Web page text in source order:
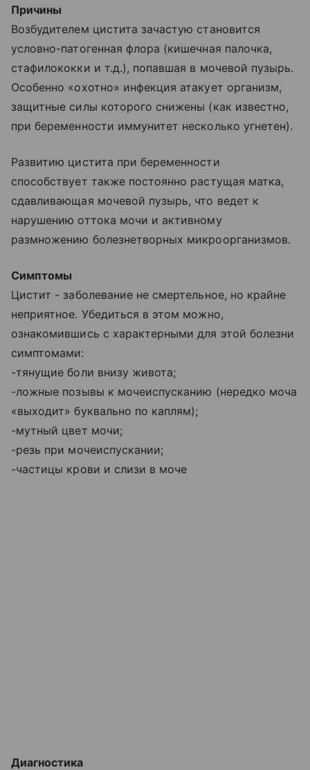
Причины
Возбудителем цистита зачастую становится
условно-патогенная флора (кишечная палочка,
стафилококки и т.д.), попавшая в мочевой пузырь.
Особенно «охотно» инфекция атакует организм,
защитные силы которого снижены (как известно,
при беременности иммунитет несколько угнетен).
Развитию цистита при беременности
способствует также постоянно растущая матка,
сдавливающая мочевой пузырь, что ведет к
нарушению оттока мочи и активному
размножению болезнетворных микроорганизмов.
Симптомы
Цистит - заболевание не смертельное, но крайне
неприятное. Убедиться в этом можно,
ознакомившись с характерными для этой болезни
симптомами:
-тянущие боли внизу живота;
-ложные позывы к мочеиспусканию (нередко моча
«выходит» буквально по каплям);
-мутный цвет мочи;
-резь при мочеиспускании;
-частицы крови и слизи в моче
Диагностика